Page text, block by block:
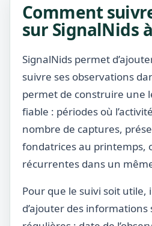
Comment
sur SignalNids
SignalNids permet
suivre ses observations
permet de construire une
fiable : périodes où
nombre de captures,
fondatrices au printemps,
récurrentes dans un
Pour que le suivi soit utile,
d’ajouter des informations